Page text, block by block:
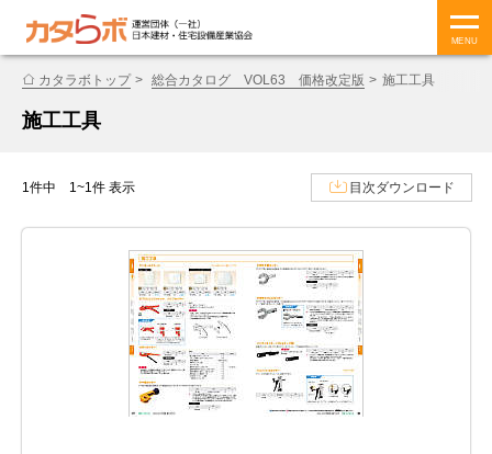
MENU
カタラボトップ 総合カタログ VOL63 価格改定版 施工工具
施工工具
1件中 1~1件 表示 目次ダウンロード